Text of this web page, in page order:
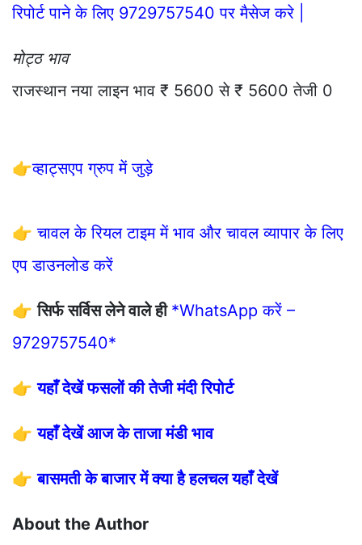
रिपोर्ट पाने के लिए 9729757540 पर मैसेज करे |
मोट्ठ भाव
राजस्थान नया लाइन भाव ₹ 5600 से ₹ 5600 तेजी 0
👉व्हाट्सएप ग्रुप में जुड़े
👉चावल के रियल टाइम में भाव और चावल व्यापार के लिए
एप डाउनलोड करें
👉सिर्फ सर्विस लेने वाले ही *WhatsApp करें –
9729757540*
👉यहाँ देखें फसलों की तेजी मंदी रिपोर्ट
👉यहाँ देखें आज के ताजा मंडी भाव
👉बासमती के बाजार में क्या है हलचल यहाँ देखें
About the Author